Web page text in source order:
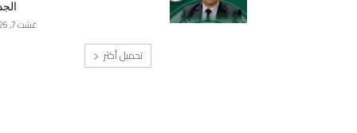
غشت 7, 2026
تحميل أكثر